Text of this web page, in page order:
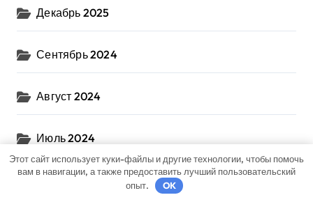
Декабрь 2025
Сентябрь 2024
Август 2024
Июль 2024
Июнь 2024
Этот сайт использует куки-файлы и другие технологии, чтобы помочь
вам в навигации, а также предоставить лучший пользовательский
опыт.
OK